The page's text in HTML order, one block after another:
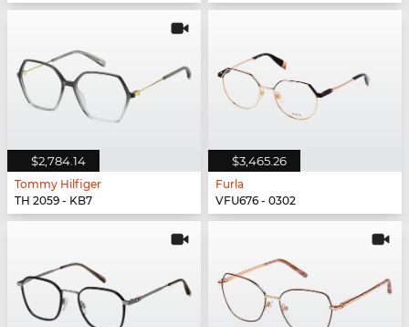
$2,784.14
Tommy Hilfiger
TH 2059 - KB7
$3,465.26
Furla
VFU676 - 0302